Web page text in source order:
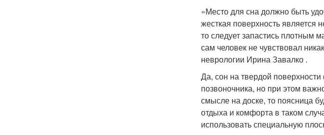
«Место для сна должно быть
жесткая поверхность является
то следует запастись плотным
сам человек не чувствовал
неврологии Ирина Завалко .
Да, сон на твердой
позвоночника, но при этом
смысле на доске, то поясница
отдыха и комфорта в таком
использовать специальную